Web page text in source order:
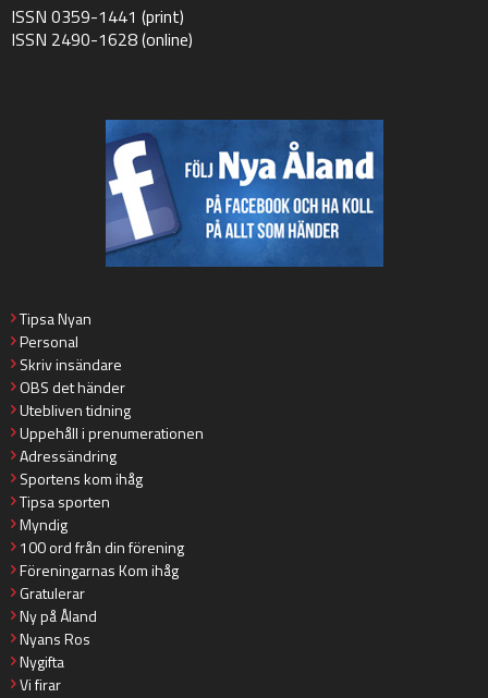
ISSN 0359-1441 (print)
ISSN 2490-1628 (online)
Tipsa Nyan
Personal
Skriv insändare
OBS det händer
Utebliven tidning
Uppehåll i prenumerationen
Adressändring
Sportens kom ihåg
Tipsa sporten
Myndig
100 ord från din förening
Föreningarnas Kom ihåg
Gratulerar
Ny på Åland
Nyans Ros
Nygifta
Vi firar